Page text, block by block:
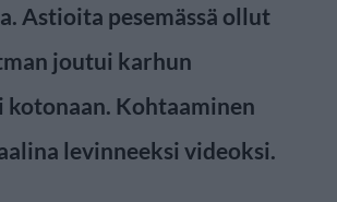
Astioita pesemässä ollut
joutui karhun
Kohtaaminen
levinneeksi videoksi.